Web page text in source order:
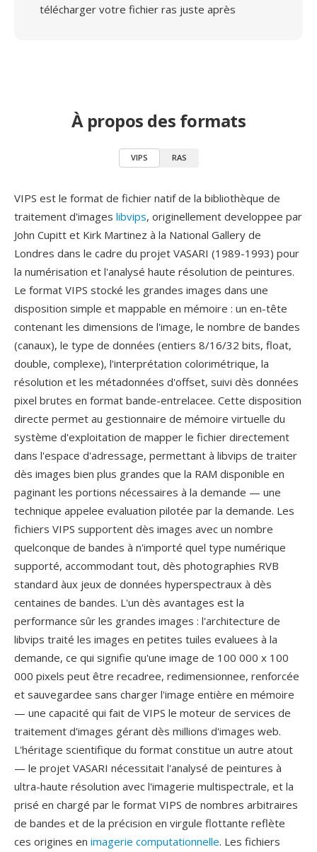
télécharger votre fichier ras juste après
À propos des formats
VIPS RAS
VIPS est le format de fichier natif de la bibliothèque de
traitement d'images libvips, originellement developpee par
John Cupitt et Kirk Martinez à la National Gallery de
Londres dans le cadre du projet VASARI (1989-1993) pour
la numérisation et l'analysé haute résolution de peintures.
Le format VIPS stocké les grandes images dans une
disposition simple et mappable en mémoire : un en-tête
contenant les dimensions de l'image, le nombre de bandes
(canaux), le type de données (entiers 8/16/32 bits, float,
double, complexe), l'interprétation colorimétrique, la
résolution et les métadonnées d'offset, suivi dès données
pixel brutes en format bande-entrelacee. Cette disposition
directe permet au gestionnaire de mémoire virtuelle du
système d'exploitation de mapper le fichier directement
dans l'espace d'adressage, permettant à libvips de traiter
dès images bien plus grandes que la RAM disponible en
paginant les portions nécessaires à la demande — une
technique appelee evaluation pilotée par la demande. Les
fichiers VIPS supportent dès images avec un nombre
quelconque de bandes à n'importé quel type numérique
supporté, accommodant tout, dès photographies RVB
standard àux jeux de données hyperspectraux à dès
centaines de bandes. L'un dès avantages est la
performance sûr les grandes images : l'architecture de
libvips traité les images en petites tuiles evaluees à la
demande, ce qui signifie qu'une image de 100 000 x 100
000 pixels peut être recadree, redimensionnee, renforcée
et sauvegardee sans charger l'image entière en mémoire
— une capacité qui fait de VIPS le moteur de services de
traitement d'images gérant dès millions d'images web.
L'héritage scientifique du format constitue un autre atout
— le projet VASARI nécessitait l'analysé de peintures à
ultra-haute résolution avec l'imagerie multispectrale, et la
prisé en chargé par le format VIPS de nombres arbitraires
de bandes et de la précision en virgule flottante reflète
ces origines en imagerie computationnelle. Les fichiers